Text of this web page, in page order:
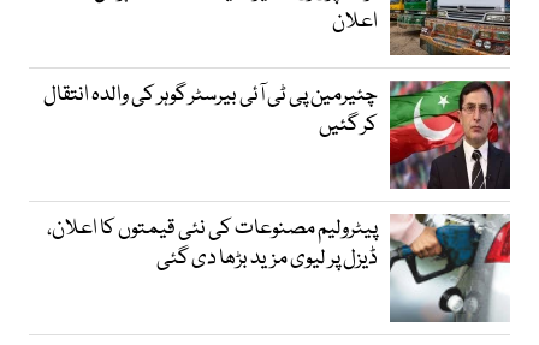
اعلان
چئیرمین پی ٹی آئی بیرسٹر گوہر کی والدہ انتقال
کر گئیں
پیٹرولیم مصنوعات کی نئی قیمتوں کا اعلان،
ڈیزل پر لیوی مزید بڑھا دی گئی